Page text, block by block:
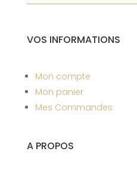
VOS INFORMATIONS
Mon compte
Mon panier
Mes Commandes
A PROPOS